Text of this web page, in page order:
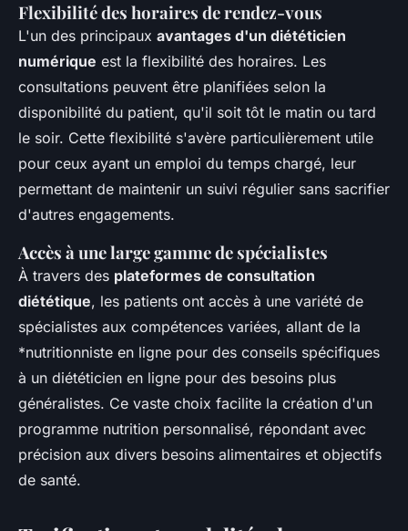
Flexibilité des horaires de rendez-vous
L'un des principaux avantages d'un diététicien
numérique est la flexibilité des horaires. Les
consultations peuvent être planifiées selon la
disponibilité du patient, qu'il soit tôt le matin ou tard
le soir. Cette flexibilité s'avère particulièrement utile
pour ceux ayant un emploi du temps chargé, leur
permettant de maintenir un suivi régulier sans sacrifier
d'autres engagements.
Accès à une large gamme de spécialistes
À travers des plateformes de consultation
diététique, les patients ont accès à une variété de
spécialistes aux compétences variées, allant de la
*nutritionniste en ligne pour des conseils spécifiques
à un diététicien en ligne pour des besoins plus
généralistes. Ce vaste choix facilite la création d'un
programme nutrition personnalisé, répondant avec
précision aux divers besoins alimentaires et objectifs
de santé.